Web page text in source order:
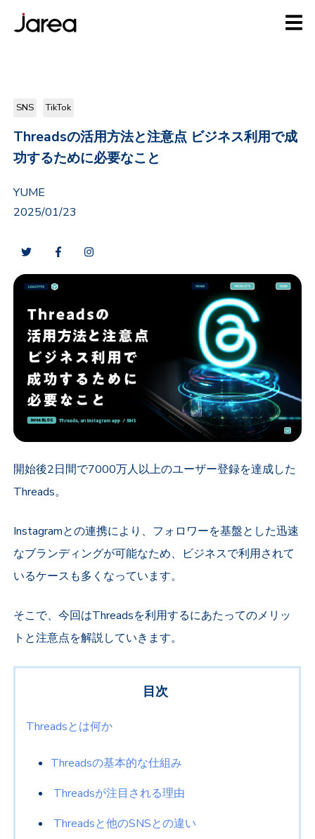
SNS TikTok
Threadsの活用方法と注意点 ビジネス利用で成
功するために必要なこと
YUME
2025/01/23
開始後2日間で7000万人以上のユーザー登録を達成した
Threads。
Instagramとの連携により、フォロワーを基盤とした迅速
なブランディングが可能なため、ビジネスで利用されて
いるケースも多くなっています。
そこで、今回はThreadsを利用するにあたってのメリッ
トと注意点を解説していきます。
目次
Threadsとは何か
Threadsの基本的な仕組み
Threadsが注目される理由
Threadsと他のSNSとの違い